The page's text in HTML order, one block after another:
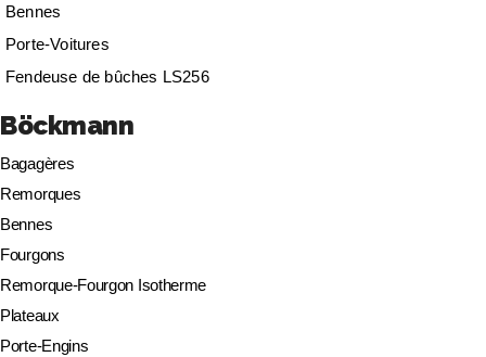
Bennes
Porte-Voitures
Fendeuse de bûches LS256
Böckmann
Bagagères
Remorques
Bennes
Fourgons
Remorque-Fourgon Isotherme
Plateaux
Porte-Engins